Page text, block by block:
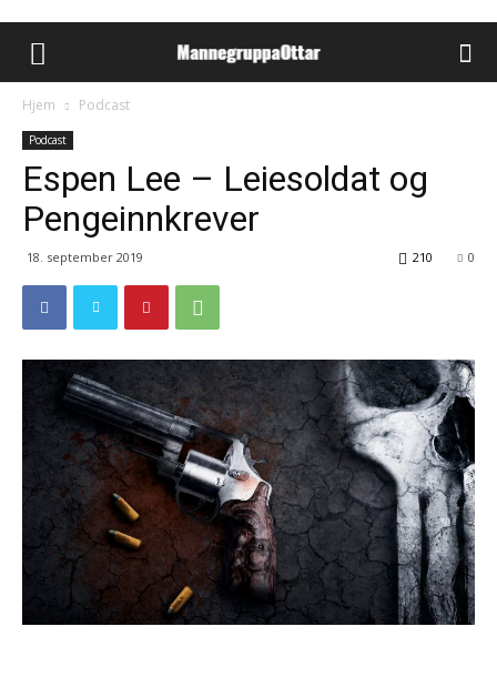
Hjem Podcast
Podcast
Espen Lee – Leiesoldat og
Pengeinnkrever
18. september 2019 0
210